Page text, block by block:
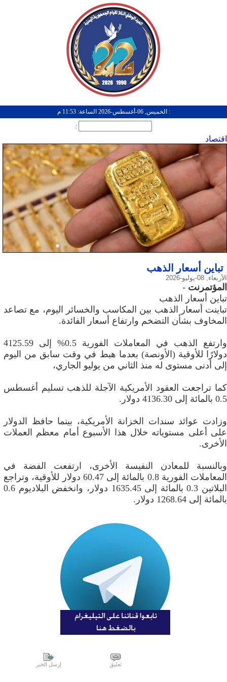
: الخميس, 06-أغسطس-2026 الساعة: 11:53 م
:
اقتصاد
تباين أسعار الذهب
الأربعاء, 08-يوليو-2026
المؤتمرنت -
تباين أسعار الذهب
تباينت أسعار الذهب بين المكاسب والخسائر اليوم، مع تصاعد
المخاوف بشأن التضخم وارتفاع أسعار الفائدة.
وارتفع الذهب في المعاملات الفورية 0.5% إلى 4125.59
دولارًا للأوقية (الأونصة) بعدما هبط في وقت سابق من اليوم
إلى أدنى مستوى له منذ الثاني من يوليو الجاري،
كما تراجعت العقود الأمريكية الآجلة للذهب تسليم أغسطس
0.5 بالمائة إلى 4136.30 دولار.
وزادت عوائد سندات الخزانة الأمريكية، بينما حافظ الدولار
على أعلى مستوياته خلال هذا الأسبوع أمام معظم العملات
الأخرى.
وبالنسبة للمعادن النفيسة الأخرى، ارتفعت الفضة في
المعاملات الفورية 0.8 بالمائة إلى 60.47 دولار للأوقية، وتراجع
البلاتين 0.3 بالمائة إلى 1635.45 دولار، وانخفض البلاديوم 0.6
بالمائة إلى 1268.64 دولار.
تعليق إرسل الخبر